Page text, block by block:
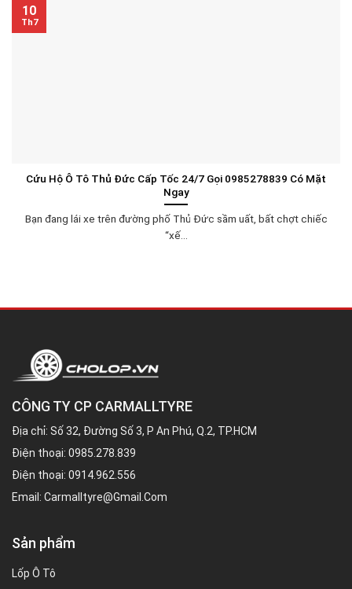
Cứu Hộ Ô Tô Thủ Đức Cấp Tốc 24/7 Gọi 0985278839 Có Mặt
Ngay
Bạn đang lái xe trên đường phố Thủ Đức sầm uất, bất chợt chiếc
“xế...
10
Th7
CÔNG TY CP CARMALLTYRE
Địa chỉ: Số 32, Đường Số 3, P An Phú, Q.2, TP.HCM
Điện thoại: 0985.278.839
Điện thoại: 0914.962.556
Email: Carmalltyre@gmail.com
Sản phẩm
Lốp Ô Tô